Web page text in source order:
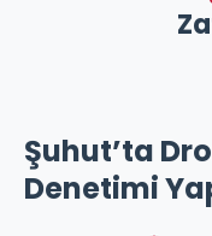
Şuhut’ta
Denetimi